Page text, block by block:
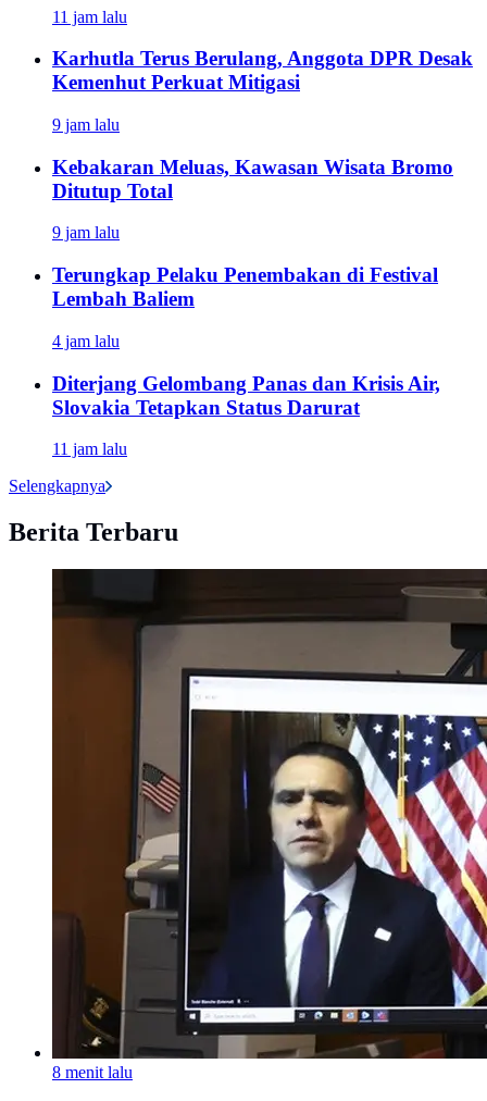
11 jam lalu
Karhutla Terus Berulang, Anggota DPR Desak
Kemenhut Perkuat Mitigasi
9 jam lalu
Kebakaran Meluas, Kawasan Wisata Bromo
Ditutup Total
9 jam lalu
Terungkap Pelaku Penembakan di Festival
Lembah Baliem
4 jam lalu
Diterjang Gelombang Panas dan Krisis Air,
Slovakia Tetapkan Status Darurat
11 jam lalu
Selengkapnya
Berita Terbaru
8 menit lalu